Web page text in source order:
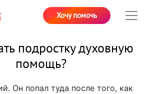
Хочу помочь
подростку духовную
помощь?
Он попал туда после того, как